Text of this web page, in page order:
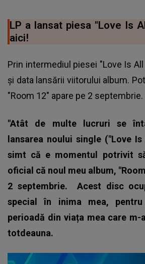
LP a lansat piesa "Love Is
aici!
Prin intermediul piesei "Love Is All
și data lansării viitorului album.
"Room 12" apare pe 2 septembrie.
"Atât de multe lucruri se
lansarea noului single ("Love
simt că e momentul potrivit
oficial că noul meu album,
2 septembrie. Acest disc
special în inima mea,
perioadă din viața mea care m-
totdeauna.